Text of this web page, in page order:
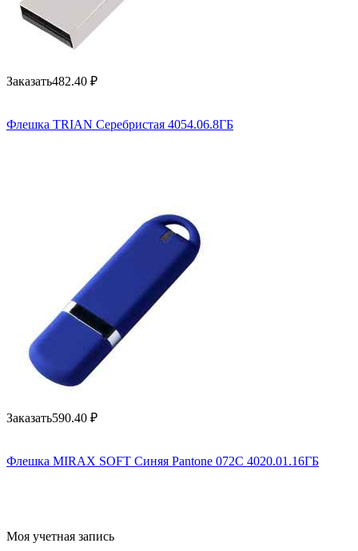
Заказать482.40 ₽
Флешка TRIAN Серебристая 4054.06.8ГБ
Заказать590.40 ₽
Флешка MIRAX SOFT Синяя Pantone 072C 4020.01.16ГБ
Моя учетная запись